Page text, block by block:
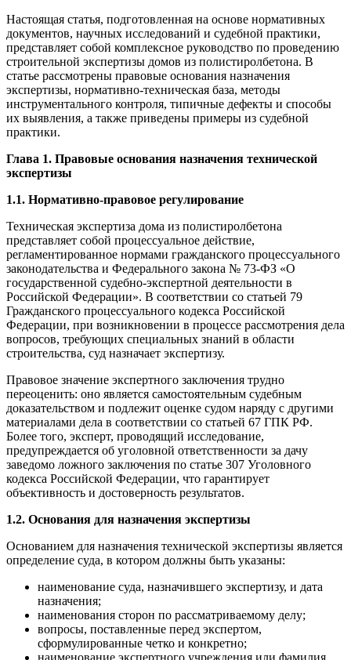
Настоящая статья, подготовленная на основе нормативных
документов, научных исследований и судебной практики,
представляет собой комплексное руководство по проведению
строительной экспертизы домов из полистиролбетона. В
статье рассмотрены правовые основания назначения
экспертизы, нормативно-техническая база, методы
инструментального контроля, типичные дефекты и способы
их выявления, а также приведены примеры из судебной
практики.
Глава 1. Правовые основания назначения технической
экспертизы
1.1. Нормативно-правовое регулирование
Техническая экспертиза дома из полистиролбетона
представляет собой процессуальное действие,
регламентированное нормами гражданского процессуального
законодательства и Федерального закона № 73-ФЗ «О
государственной судебно-экспертной деятельности в
Российской Федерации». В соответствии со статьей 79
Гражданского процессуального кодекса Российской
Федерации, при возникновении в процессе рассмотрения дела
вопросов, требующих специальных знаний в области
строительства, суд назначает экспертизу.
Правовое значение экспертного заключения трудно
переоценить: оно является самостоятельным судебным
доказательством и подлежит оценке судом наряду с другими
материалами дела в соответствии со статьей 67 ГПК РФ.
Более того, эксперт, проводящий исследование,
предупреждается об уголовной ответственности за дачу
заведомо ложного заключения по статье 307 Уголовного
кодекса Российской Федерации, что гарантирует
объективность и достоверность результатов.
1.2. Основания для назначения экспертизы
Основанием для назначения технической экспертизы является
определение суда, в котором должны быть указаны:
наименование суда, назначившего экспертизу, и дата
назначения;
наименования сторон по рассматриваемому делу;
вопросы, поставленные перед экспертом,
сформулированные четко и конкретно;
наименование экспертного учреждения или фамилия,